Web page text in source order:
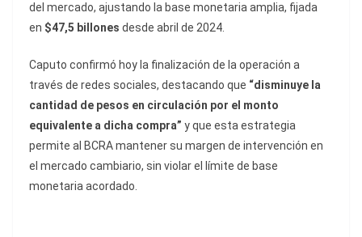
del mercado, ajustando la base monetaria amplia, fijada
en $47,5 billones desde abril de 2024.
Caputo confirmó hoy la finalización de la operación a
través de redes sociales, destacando que “disminuye la
cantidad de pesos en circulación por el monto
equivalente a dicha compra” y que esta estrategia
permite al BCRA mantener su margen de intervención en
el mercado cambiario, sin violar el límite de base
monetaria acordado.